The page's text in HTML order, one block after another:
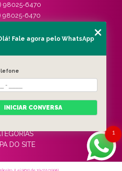
98025-6470
98025-6470
NOS!
MENU
HOME
SOMOS
SERVIÇOS
BLOG
DO SITE
(Lei 9610 de 19/02/1998)
1
Fale agora pelo WhatsApp
INICIAR CONVERSA